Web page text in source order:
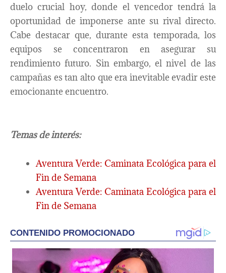
duelo crucial hoy, donde el vencedor tendrá la
oportunidad de imponerse ante su rival directo.
Cabe destacar que, durante esta temporada, los
equipos se concentraron en asegurar su
rendimiento futuro. Sin embargo, el nivel de las
campañas es tan alto que era inevitable evadir este
emocionante encuentro.
Temas de interés:
Aventura Verde: Caminata Ecológica para el
Fin de Semana
Aventura Verde: Caminata Ecológica para el
Fin de Semana